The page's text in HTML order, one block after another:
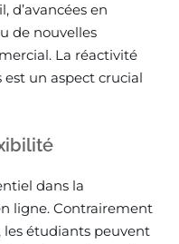
d’avancées en
de nouvelles
La réactivité
un aspect crucial
dans la
ligne. Contrairement
les étudiants peuvent